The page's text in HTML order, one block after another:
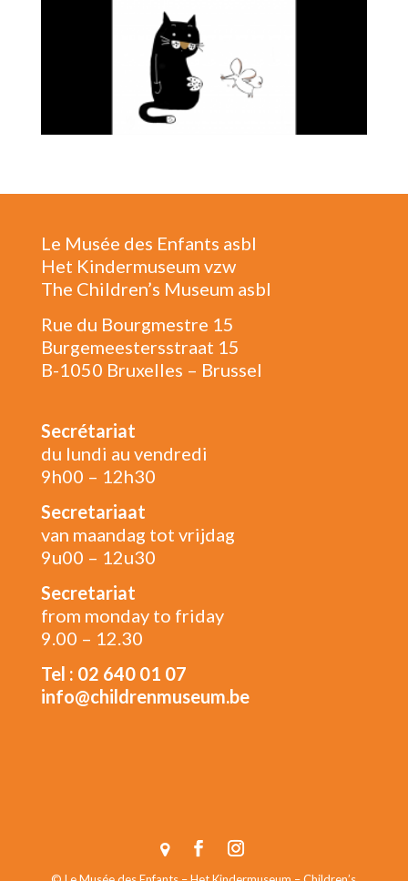
Le Musée des Enfants asbl
Het Kindermuseum vzw
The Children’s Museum asbl
Rue du Bourgmestre 15
Burgemeestersstraat 15
B-1050 Bruxelles – Brussel
Secrétariat
du lundi au vendredi
9h00 – 12h30
Secretariaat
van maandag tot vrijdag
9u00 – 12u30
Secretariat
from monday to friday
9.00 – 12.30
Tel : 02 640 01 07
info@childrenmuseum.be